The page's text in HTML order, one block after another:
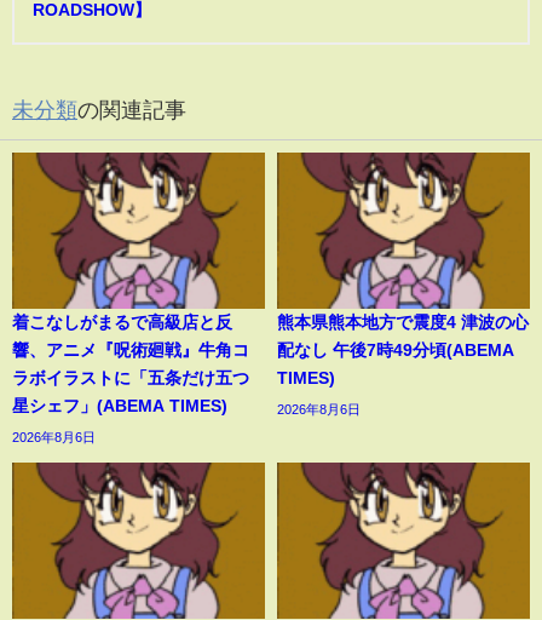
ROADSHOW】
未分類の関連記事
着こなしがまるで高級店と反
響、アニメ『呪術廻戦』牛角コ
ラボイラストに「五条だけ五つ
星シェフ」(ABEMA TIMES)
2026年8月6日
熊本県熊本地方で震度4 津波の心
配なし 午後7時49分頃(ABEMA
TIMES)
2026年8月6日